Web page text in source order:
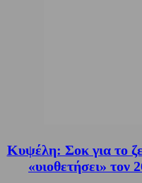
Κυψέλη: Σοκ για το
«υιοθετήσει» τον